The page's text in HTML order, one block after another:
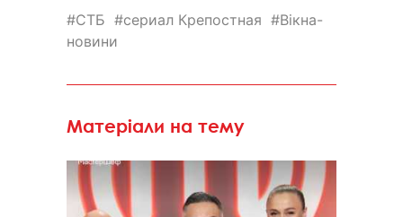
СТБ сериал Крепостная
Вікна-
новини
Матеріали на тему